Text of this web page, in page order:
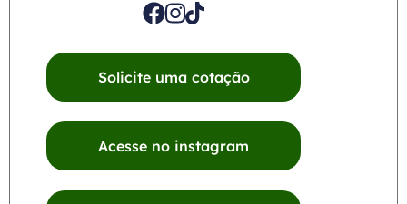
Solicite uma cotação
Acesse no instagram